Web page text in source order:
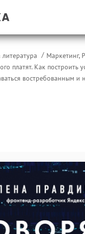
Маркетинг,
платят. Как построить
востребованным и